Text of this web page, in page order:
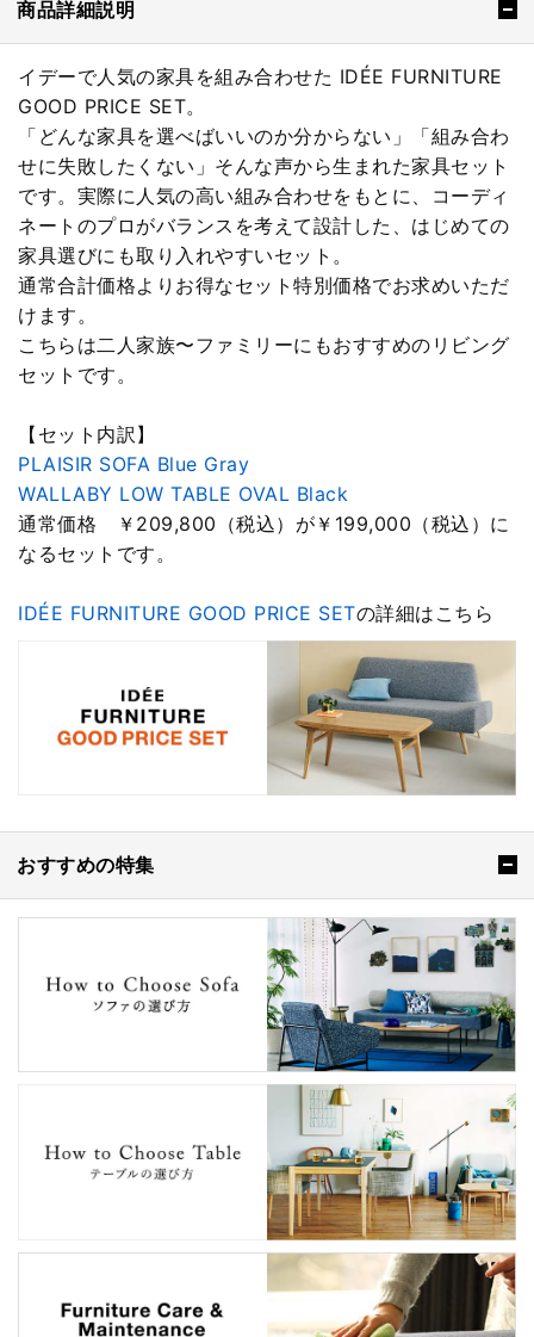
商品詳細説明
イデーで人気の家具を組み合わせた IDÉE FURNITURE
GOOD PRICE SET。
「どんな家具を選べばいいのか分からない」「組み合わ
せに失敗したくない」そんな声から生まれた家具セット
です。実際に人気の高い組み合わせをもとに、コーディ
ネートのプロがバランスを考えて設計した、はじめての
家具選びにも取り入れやすいセット。
通常合計価格よりお得なセット特別価格でお求めいただ
けます。
こちらは二人家族〜ファミリーにもおすすめのリビング
セットです。
【セット内訳】
PLAISIR SOFA Blue Gray
WALLABY LOW TABLE OVAL Black
通常価格 ￥209,800（税込）が￥199,000（税込）に
なるセットです。
IDÉE FURNITURE GOOD PRICE SETの詳細はこちら
おすすめの特集